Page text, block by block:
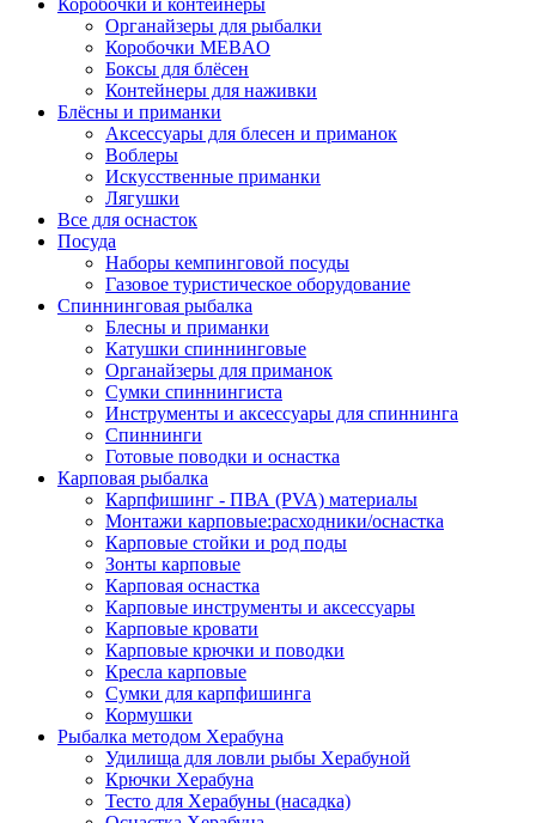
Коробочки и контейнеры
Органайзеры для рыбалки
Коробочки MEBAO
Боксы для блёсен
Контейнеры для наживки
Блёсны и приманки
Аксессуары для блесен и приманок
Воблеры
Искусственные приманки
Лягушки
Все для оснасток
Посуда
Наборы кемпинговой посуды
Газовое туристическое оборудование
Спиннинговая рыбалка
Блесны и приманки
Катушки спиннинговые
Органайзеры для приманок
Сумки спиннингиста
Инструменты и аксессуары для спиннинга
Спиннинги
Готовые поводки и оснастка
Карповая рыбалка
Карпфишинг - ПВА (PVA) материалы
Монтажи карповые:расходники/оснастка
Карповые стойки и род поды
Зонты карповые
Карповая оснастка
Карповые инструменты и аксессуары
Карповые кровати
Карповые крючки и поводки
Кресла карповые
Сумки для карпфишинга
Кормушки
Рыбалка методом Херабуна
Удилища для ловли рыбы Херабуной
Крючки Херабуна
Тесто для Херабуны (насадка)